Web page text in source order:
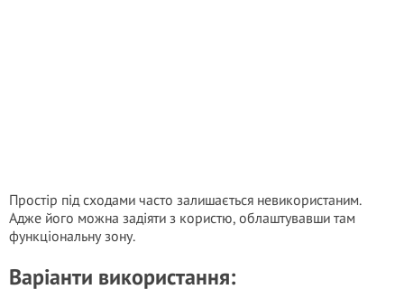
Простір під сходами часто залишається невикористаним.
Адже його можна задіяти з користю, облаштувавши там
функціональну зону.
Варіанти використання: